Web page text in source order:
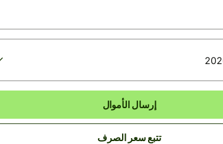
إرسال الأموال
تتبع سعر الصرف